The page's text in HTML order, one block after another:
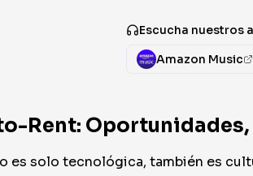
Escucha nuestros
Amazon Music
Rent: Oportunidades,
es solo tecnológica, también es